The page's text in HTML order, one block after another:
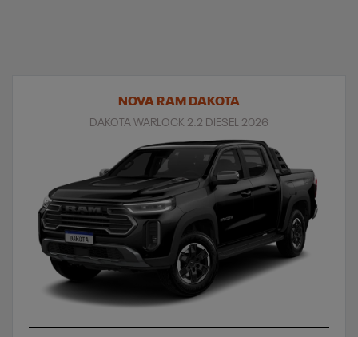
NOVA RAM DAKOTA
DAKOTA WARLOCK 2.2 DIESEL 2026